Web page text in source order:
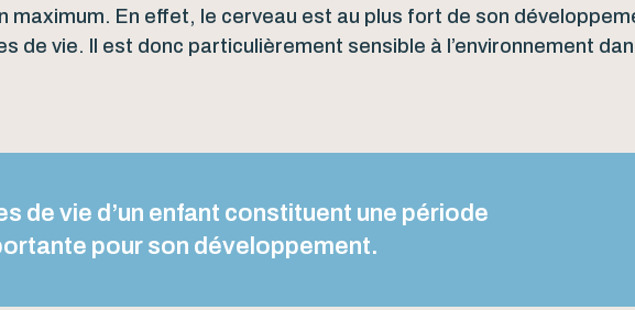
maximum. En effet, le cerveau est au plus fort de son
de vie. Il est donc particulièrement sensible à l’environnement
de vie d’un enfant constituent une période
pour son développement.